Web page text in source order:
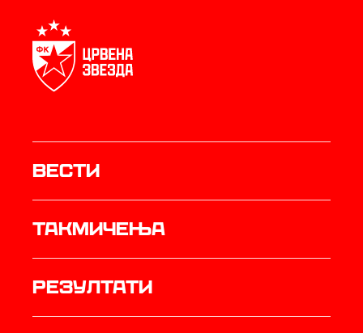
Вести
Такмичења
резултати